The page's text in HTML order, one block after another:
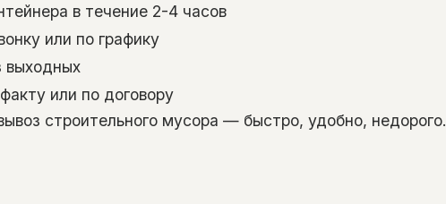
в течение 2-4 часов
или по графику
выходных
или по договору
строительного мусора — быстро, удобно, недорого.